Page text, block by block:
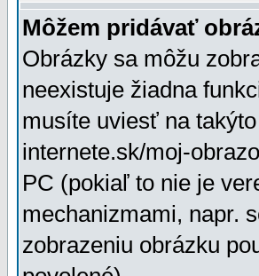
Môžem pridávať
Obrázky sa môžu
neexistuje žiadna
musíte uviesť na
internete.sk/moj-
PC (pokiaľ to nie je
mechanizmami, napr.
zobrazeniu obrázku